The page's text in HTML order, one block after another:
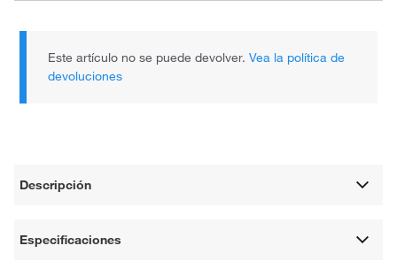
Este artículo no se puede devolver.Vea la política de
devoluciones
Descripción
Especificaciones